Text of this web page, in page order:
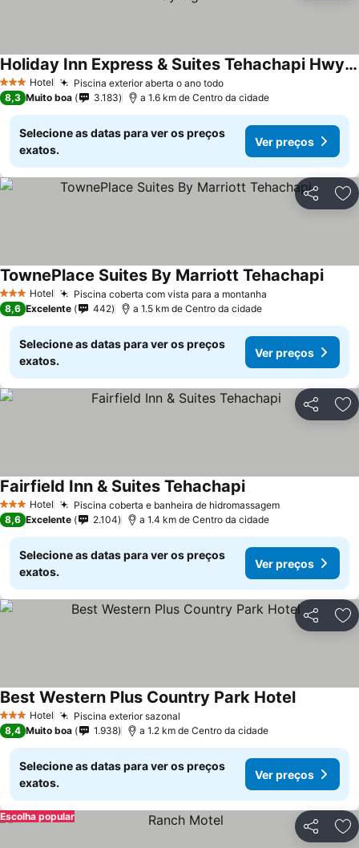
3 EstrelasHotel Piscina exterior aberta o ano todoVer preços
Holiday Inn Express & Suites Tehachapi Hwy 58/mill St. By Ihg
Ver preços
8,3 Muito boa 3.183 a 1.6 km de Centro da cidade
Selecione as datas para ver os preços
exatos.
Ver preços
Partilhar
3 EstrelasHotel Piscina coberta com vista para a montanha
TownePlace Suites By Marriott TehachapiVer
8,6 Excelente 442 a 1.5 km de Centro da cidade
Selecione as datas para ver os preços
exatos.
Ver preços
Partilhar
3 EstrelasHotel Piscina coberta e banheira de hidromassagemVer preços
Fairfield Inn & Suites TehachapiVer preços
8,6 Excelente 2.104 a 1.4 km de Centro da cidade
Selecione as datas para ver os preços
exatos.
Ver preços
Partilhar
3 EstrelasHotel Piscina exterior sazonal
Best Western Plus Country Park HotelVer
8,4 Muito boa 1.938 a 1.2 km de Centro da cidade
Selecione as datas para ver os preços
exatos.
Ver preços
Partilhar
Escolha popular